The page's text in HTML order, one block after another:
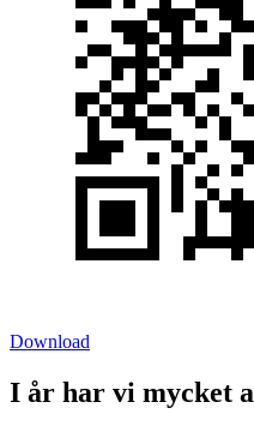
Download
I år har vi mycket